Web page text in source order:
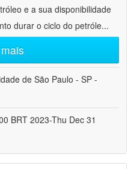
e a sua disponibilidade
durar o ciclo do petróle...
de São Paulo - SP -
BRT 2023-Thu Dec 31